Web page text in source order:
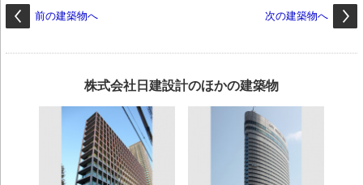
前の建築物へ 次の建築物へ
株式会社日建設計のほかの建築物